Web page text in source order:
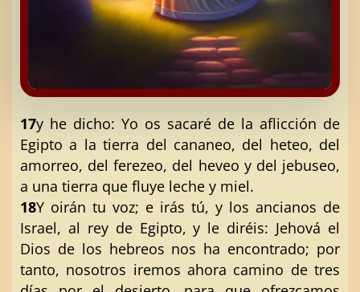
17y he dicho: Yo os sacaré de la aflicción de
Egipto a la tierra del cananeo, del heteo, del
amorreo, del ferezeo, del heveo y del jebuseo,
a una tierra que fluye leche y miel.
18Y oirán tu voz; e irás tú, y los ancianos de
Israel, al rey de Egipto, y le diréis: Jehová el
Dios de los hebreos nos ha encontrado; por
tanto, nosotros iremos ahora camino de tres